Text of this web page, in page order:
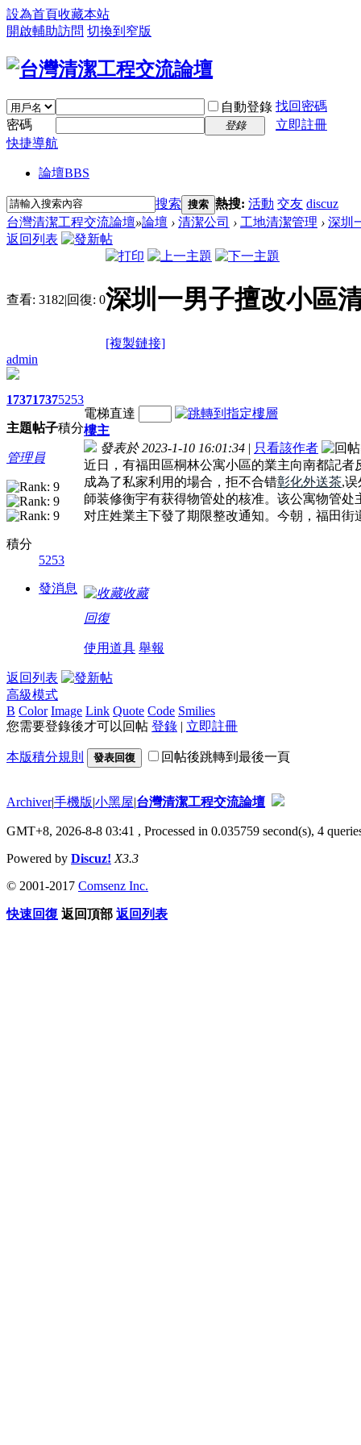
設為首頁收藏本站
開啟輔助訪問 切換到窄版
自動登錄 找回密碼
密碼
登錄
立即註冊
快捷導航
論壇BBS
搜索 搜索 熱搜: 活動 交友 discuz
台灣清潔工程交流論壇»論壇 › 清潔公司 › 工地清潔管理 › 深圳
返回列表
查看: 3182|回復: 0深圳一男子擅改小區
[複製鏈接]
admin
1737
主題
1737
帖子
5253
積分
管理員
積分
5253
發消息
電梯直達
樓主
發表於 2023-1-10 16:01:34 | 只看該作者
近日，有福田區桐林公寓小區的業主向南都記
成為了私家利用的場合，拒不合错彰化外送茶,
師装修衡宇有获得物管处的核准。该公寓物管
对庄姓業主下發了期限整改通知。今朝，福田街
收藏
回復
使用道具 舉報
返回列表
高級模式
B Color Image Link Quote Code Smilies
您需要登錄後才可以回帖 登錄 | 立即註冊
本版積分規則 發表回復 回帖後跳轉到最後一頁
Archiver|手機版|小黑屋|台灣清潔工程交流論壇
GMT+8, 2026-8-8 03:41 , Processed in 0.035759 second(s), 4
Powered by Discuz! X3.3
© 2001-2017 Comsenz Inc.
快速回復 返回頂部 返回列表